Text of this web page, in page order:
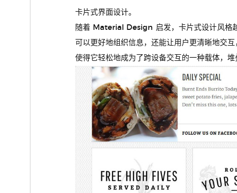
卡片式界面设计。
随着 Material Design 启发，卡片式设计风格
可以更好地组织信息，还能让用户更清晰地交
使得它轻松地成为了跨设备交互的一种载体，